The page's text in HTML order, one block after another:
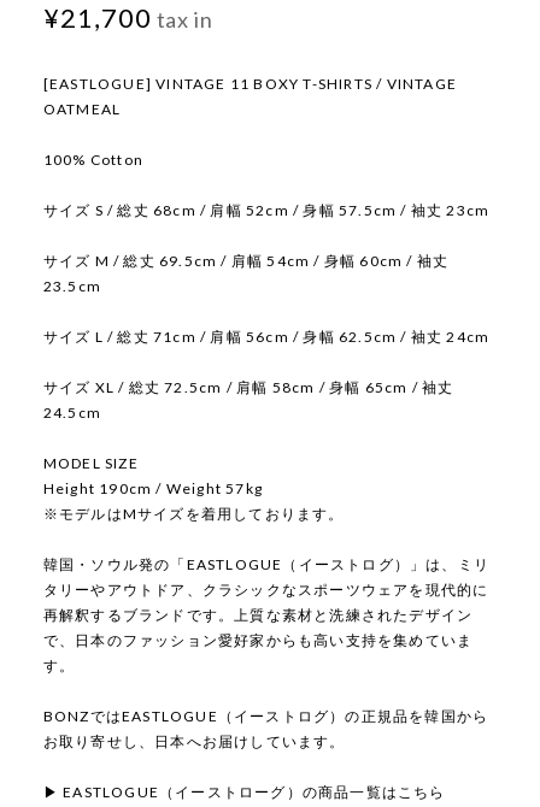
¥21,700 tax in
[EASTLOGUE] VINTAGE 11 BOXY T-SHIRTS / VINTAGE
OATMEAL
100% Cotton
サイズ S / 総丈 68cm / 肩幅 52cm / 身幅 57.5cm / 袖丈 23cm
サイズ M / 総丈 69.5cm / 肩幅 54cm / 身幅 60cm / 袖丈
23.5cm
サイズ L / 総丈 71cm / 肩幅 56cm / 身幅 62.5cm / 袖丈 24cm
サイズ XL / 総丈 72.5cm / 肩幅 58cm / 身幅 65cm / 袖丈
24.5cm
MODEL SIZE
Height 190cm / Weight 57kg
※モデルはMサイズを着用しております。
韓国・ソウル発の「EASTLOGUE（イーストログ）」は、ミリ
タリーやアウトドア、クラシックなスポーツウェアを現代的に
再解釈するブランドです。上質な素材と洗練されたデザイン
で、日本のファッション愛好家からも高い支持を集めていま
す。
BONZではEASTLOGUE（イーストログ）の正規品を韓国から
お取り寄せし、日本へお届けしています。
▶ EASTLOGUE（イーストローグ）の商品一覧はこちら